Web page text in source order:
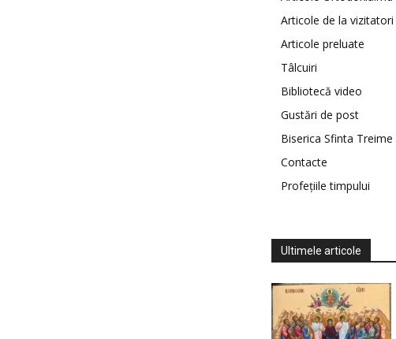
Articole de la vizitatori
Articole preluate
Tâlcuiri
Bibliotecă video
Gustări de post
Biserica Sfinta Treime
Contacte
Profețiile timpului
Ultimele articole